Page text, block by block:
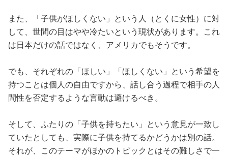
また、「子供がほしくない」という人（とくに女性）に対
して、世間の目はやや冷たいという現状があります。これ
は日本だけの話ではなく、アメリカでもそうです。
でも、それぞれの「ほしい」「ほしくない」という希望を
持つことは個人の自由ですから、話し合う過程で相手の人
間性を否定するような言動は避けるべき。
そして、ふたりの「子供を持ちたい」という意見が一致し
ていたとしても、実際に子供を持てるかどうかは別の話。
それが、このテーマがほかのトピックとはその難しさで一